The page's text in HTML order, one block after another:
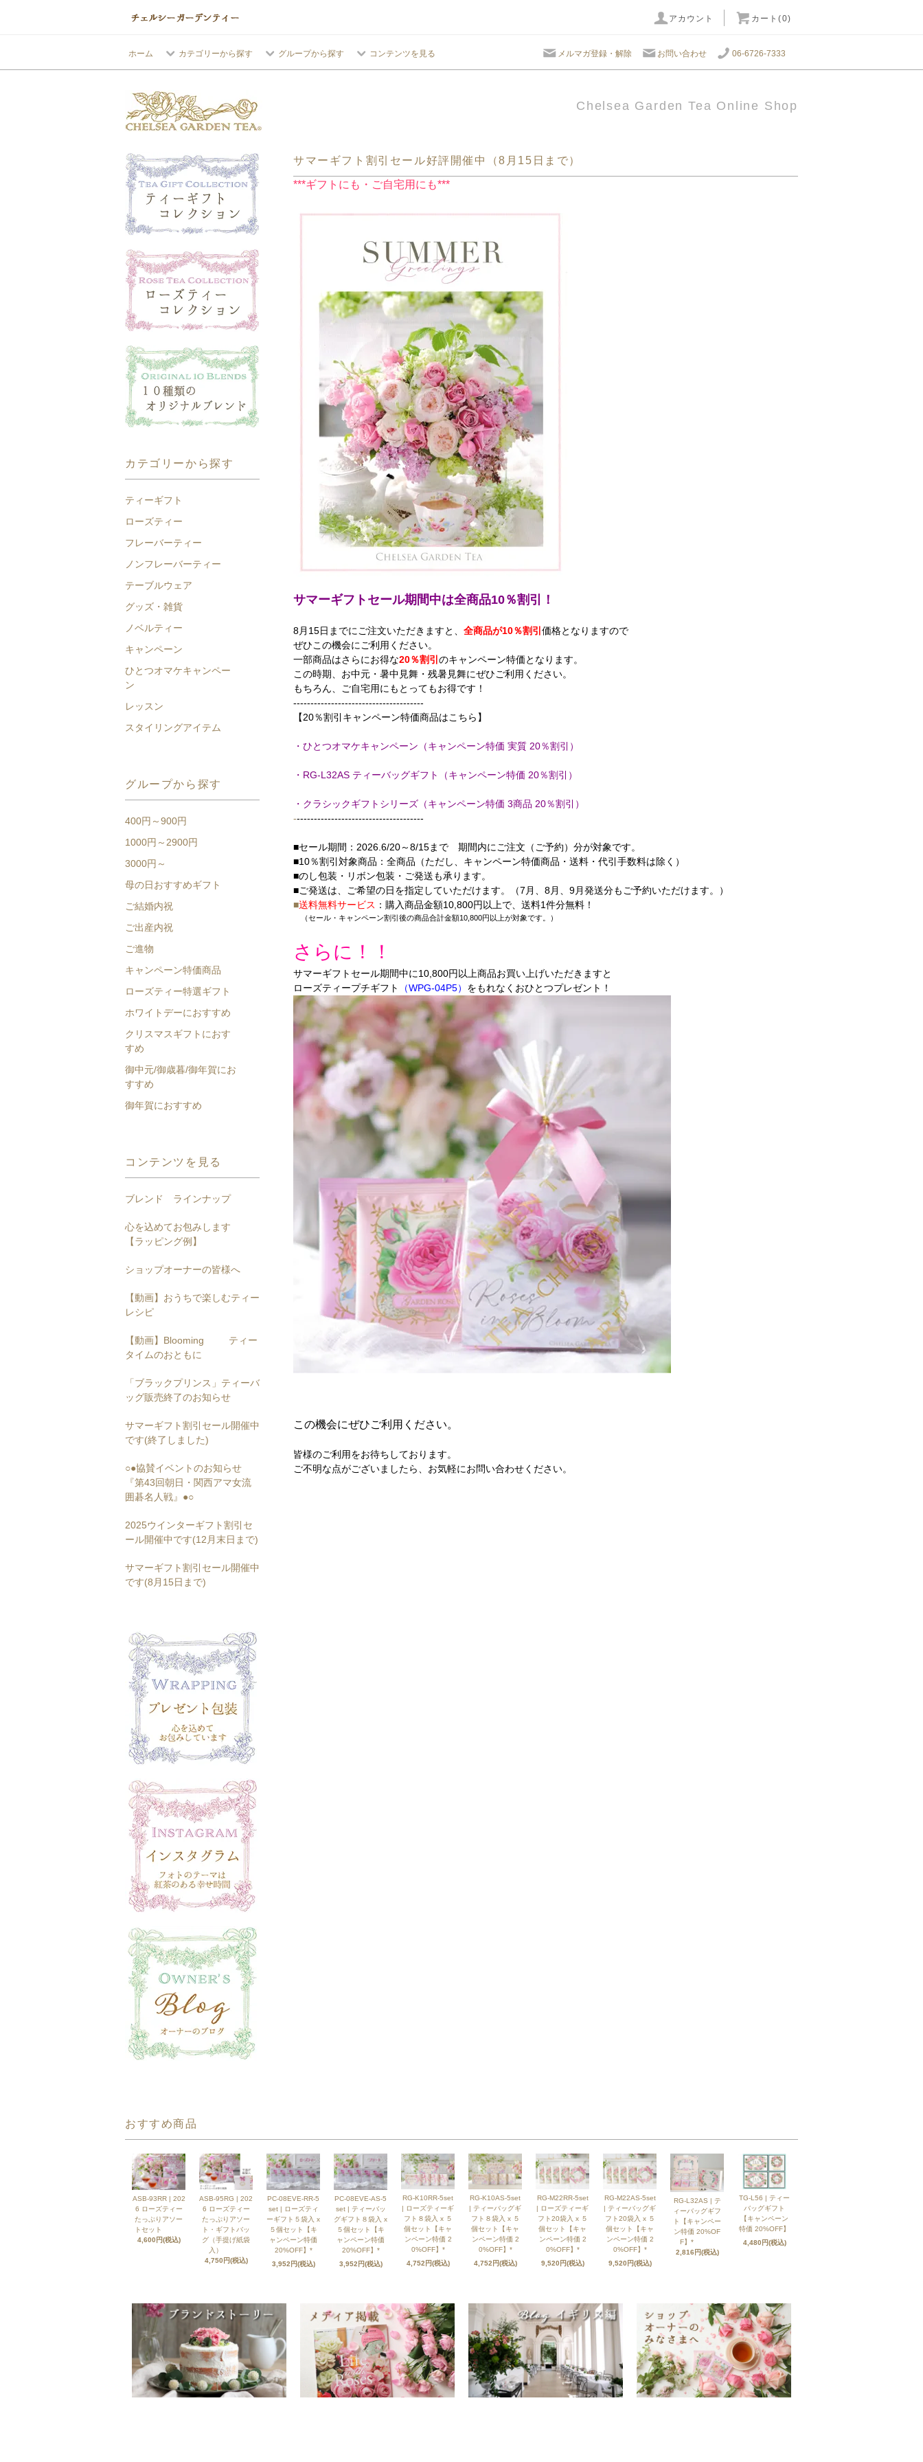
アカウント カート(0)
ホーム カテゴリーから探す グループから探す コンテンツを見る メルマガ登録・解除 お問い合わせ 06-6726-7333
Chelsea Garden Tea Online Shop
サマーギフト割引セール好評開催中（8月15日まで）
***ギフトにも・ご自宅用にも***
サマーギフトセール期間中は全商品10％割引！
8月15日までにご注文いただきますと、 全商品が10％割引 価格となりますので
ぜひこの機会にご利用ください。
一部商品はさらにお得な20％割引 のキャンペーン特価となります。
この時期、お中元・暑中見舞・残暑見舞にぜひご利用ください。
もちろん、ご自宅用にもとってもお得です！
--------------------------------------
【20％割引キャンペーン特価商品はこちら】
・ひとつオマケキャンペーン（キャンペーン特価 実質 20％割引）
・RG-L32AS ティーバッグギフト（キャンペーン特価 20％割引）
・クラシックギフトシリーズ（キャンペーン特価 3商品 20％割引）
--------------------------------------
■セール期間：2026.6/20～8/15まで 期間内にご注文（ご予約）分が対象です。
■10％割引対象商品：全商品（ただし、キャンペーン特価商品・送料・代引手数料は除く）
■のし包装・リボン包装・ご発送も承ります。
■ご発送は、ご希望の日を指定していただけます。（7月、8月、9月発送分もご予約いただけます。）
■送料無料サービス ：購入商品金額10,800円以上で、送料1件分無料！
（セール・キャンペーン割引後の商品合計金額10,800円以上が対象です。）
さらに！！
サマーギフトセール期間中に10,800円以上商品お買い上げいただきますと
ローズティープチギフト
（WPG-04P5） をもれなくおひとつプレゼント！
この機会にぜひご利用ください。
皆様のご利用をお待ちしております。
ご不明な点がございましたら、お気軽にお問い合わせください。
カテゴリーから探す
ティーギフト
ローズティー
フレーバーティー
ノンフレーバーティー
テーブルウェア
グッズ・雑貨
ノベルティー
キャンペーン
ひとつオマケキャンペー
ン
レッスン
スタイリングアイテム
グループから探す
400円～900円
1000円～2900円
3000円～
母の日おすすめギフト
ご結婚内祝
ご出産内祝
ご進物
キャンペーン特価商品
ローズティー特選ギフト
ホワイトデーにおすすめ
クリスマスギフトにおす
すめ
御中元/御歳暮/御年賀にお
すすめ
御年賀におすすめ
コンテンツを見る
ブレンド ラインナップ
心を込めてお包みします
【ラッピング例】
ショップオーナーの皆様へ
【動画】おうちで楽しむティー
レシピ
【動画】Blooming ティー
タイムのおともに
「ブラックプリンス」ティーバ
ッグ販売終了のお知らせ
サマーギフト割引セール開催中
です(終了しました)
○●協賛イベントのお知らせ
『第43回朝日・関西アマ女流
囲碁名人戦』●○
2025ウインターギフト割引セ
ール開催中です(12月末日まで)
サマーギフト割引セール開催中
です(8月15日まで)
おすすめ商品
ASB-93RR | 202
6 ローズティー
たっぷりアソー
トセット
4,600円(税込)
ASB-95RG | 202
6 ローズティー
たっぷりアソー
ト・ギフトバッ
グ（手提げ紙袋
入）
4,750円(税込)
PC-08EVE-RR-5
set | ローズティ
ーギフト５袋入 x
５個セット【キ
ャンペーン特価
20%OFF】*
3,952円(税込)
PC-08EVE-AS-5
set | ティーバッ
グギフト８袋入 x
５個セット【キ
ャンペーン特価
20%OFF】*
3,952円(税込)
RG-K10RR-5set
| ローズティーギ
フト８袋入 x ５
個セット【キャ
ンペーン特価 2
0%OFF】*
4,752円(税込)
RG-K10AS-5set
| ティーバッグギ
フト８袋入 x ５
個セット【キャ
ンペーン特価 2
0%OFF】*
4,752円(税込)
RG-M22RR-5set
| ローズティーギ
フト20袋入 x ５
個セット【キャ
ンペーン特価 2
0%OFF】*
9,520円(税込)
RG-M22AS-5set
| ティーバッグギ
フト20袋入 x ５
個セット【キャ
ンペーン特価 2
0%OFF】*
9,520円(税込)
RG-L32AS | テ
ィーバッグギフ
ト【キャンペー
ン特価 20%OF
F】*
2,816円(税込)
TG-L56 | ティー
バッグギフト
【キャンペーン
特価 20%OFF】
4,480円(税込)